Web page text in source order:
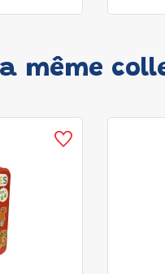
même